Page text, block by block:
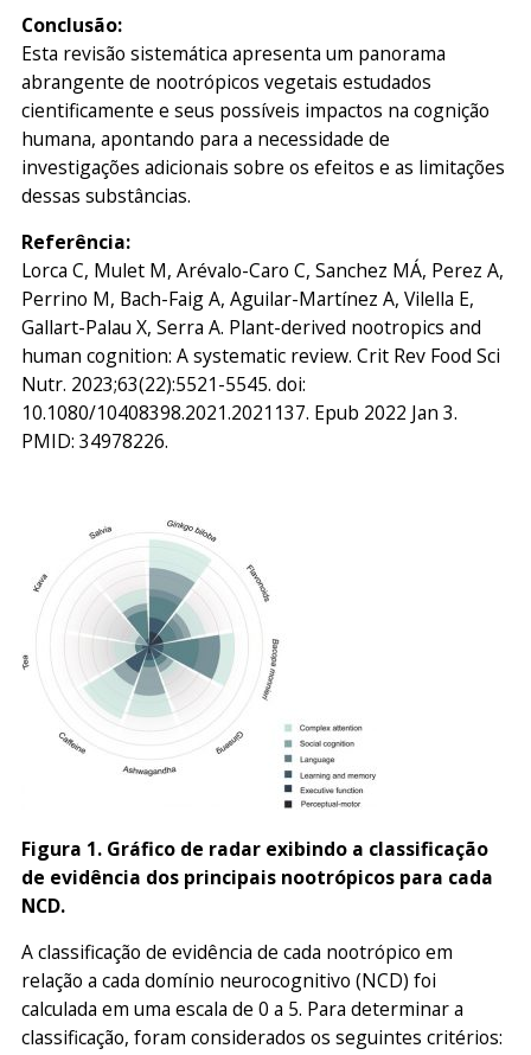
Conclusão:
Esta revisão sistemática apresenta um panorama
abrangente de nootrópicos vegetais estudados
cientificamente e seus possíveis impactos na cognição
humana, apontando para a necessidade de
investigações adicionais sobre os efeitos e as limitações
dessas substâncias.
Referência:
Lorca C, Mulet M, Arévalo-Caro C, Sanchez MÁ, Perez A,
Perrino M, Bach-Faig A, Aguilar-Martínez A, Vilella E,
Gallart-Palau X, Serra A. Plant-derived nootropics and
human cognition: A systematic review. Crit Rev Food Sci
Nutr. 2023;63(22):5521-5545. doi:
10.1080/10408398.2021.2021137. Epub 2022 Jan 3.
PMID: 34978226.
Figura 1. Gráfico de radar exibindo a classificação
de evidência dos principais nootrópicos para cada
NCD.
A classificação de evidência de cada nootrópico em
relação a cada domínio neurocognitivo (NCD) foi
calculada em uma escala de 0 a 5. Para determinar a
classificação, foram considerados os seguintes critérios: